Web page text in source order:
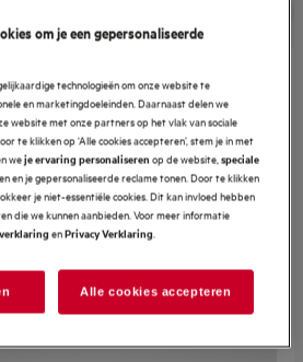
om je een gepersonaliseerde
technologieën om onze website te
en marketingdoeleinden. Daarnaast delen we
website met onze partners op het vlak van sociale
te klikken op ‘Alle cookies accepteren’, stem je in met
weje ervaring personaliseren op de website,speciale
en je gepersonaliseerde reclame tonen. Door te klikken
je niet-essentiële cookies. Dit kan invloed hebben
die we kunnen aanbieden. Voor meer informatie
enPrivacy Verklaring
Alle cookies accepteren